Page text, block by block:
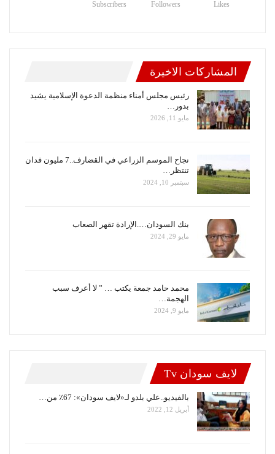
Likes
Followers
Subscribers
المشاركات الاخيرة
رئيس مجلس أمناء منظمة الدعوة الإسلامية يشيد
بدور…
مايو 11, 2026
نجاح الموسم الزراعي في القضارف..7 مليون فدان
تنتظر…
سبتمبر 10, 2024
بنك السودان….الإرادة تقهر الصعاب
مايو 29, 2024
محمد حامد جمعة يكتب … ” لا أعرف سبب
الهجمة…
مايو 9, 2024
لايف سودان Tv
بالفيديو..علي بلدو لـ«لايف سودان»: 67٪ من…
أبريل 12, 2022